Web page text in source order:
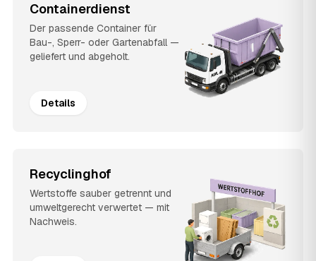
Containerdienst
Der passende Container für
Bau-, Sperr- oder Gartenabfall —
geliefert und abgeholt.
Details
Recyclinghof
Wertstoffe sauber getrennt und
umweltgerecht verwertet — mit
Nachweis.